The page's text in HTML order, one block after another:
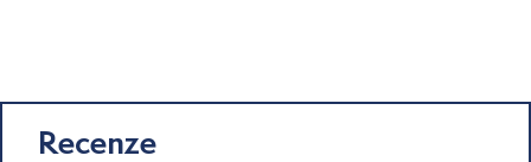
Recenze